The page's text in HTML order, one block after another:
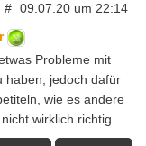
# 09.07.20 um 22:14
Probleme mit
haben, jedoch dafür
wie es andere
wirklich richtig.